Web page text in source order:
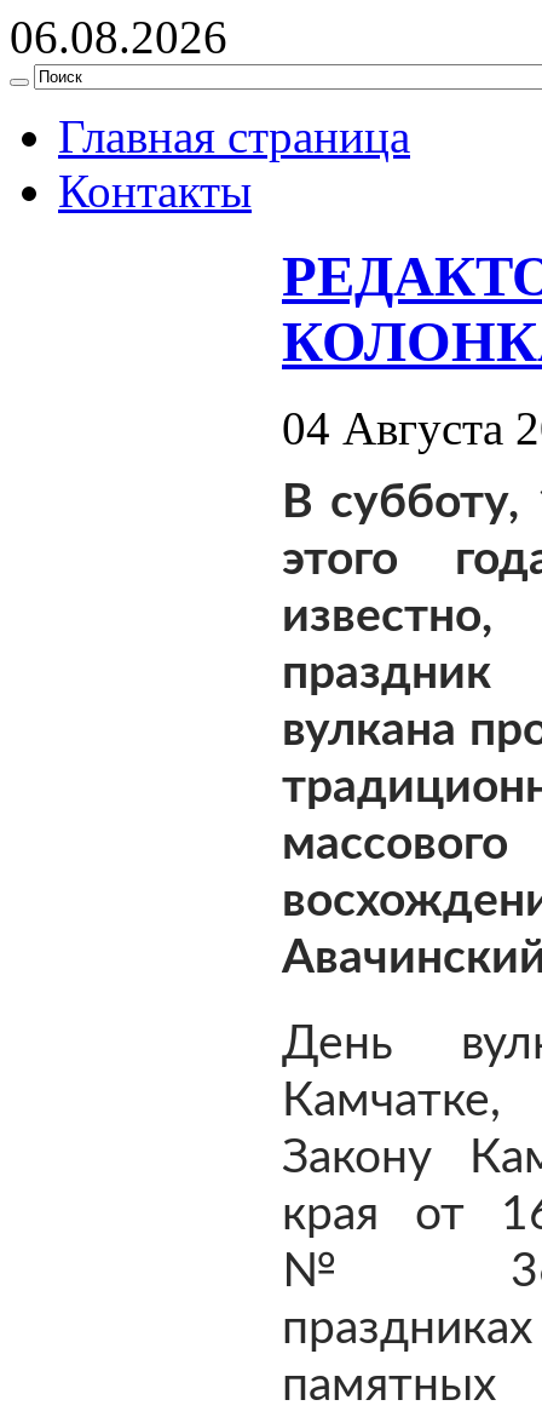
06.08.2026
Главная страница
Контакты
04 Августа
В субботу,
этого
вулкана
массового
День
Камчатке,
Закону
края от
№